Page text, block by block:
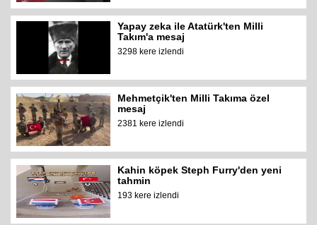
Yapay zeka ile Atatürk'ten Milli
Takım'a mesaj
3298 kere izlendi
Mehmetçik'ten Milli Takıma özel
mesaj
2381 kere izlendi
Kahin köpek Steph Furry'den yeni
tahmin
193 kere izlendi